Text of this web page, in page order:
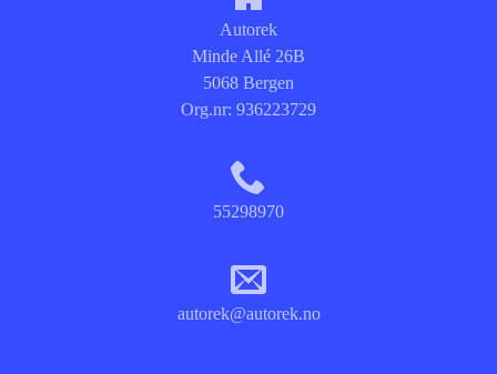
Autorek
Minde Allé 26B
5068 Bergen
Org.nr: 936223729
55298970
autorek@autorek.no